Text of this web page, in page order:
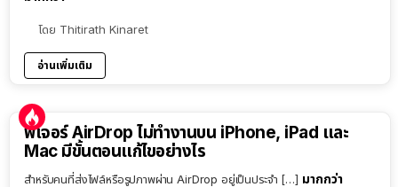
โดย Thitirath Kinaret
อ่านเพิ่มเติม
ฟีเจอร์ AirDrop ไม่ทำงานบน iPhone, iPad และ
Mac มีขั้นตอนแก้ไขอย่างไร
สำหรับคนที่ส่งไฟล์หรือรูปภาพผ่าน AirDrop อยู่เป็นประจำ […] มากกว่า